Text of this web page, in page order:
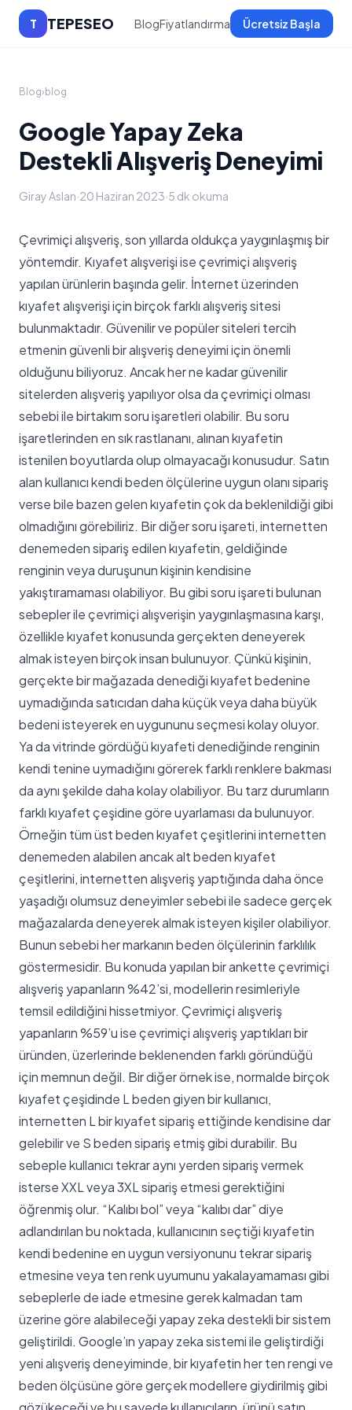
T TEPESEO BlogFiyatlandırma Ücretsiz Başla
Blog› blog
Google Yapay Zeka
Destekli Alışveriş Deneyimi
Giray Aslan·20 Haziran 2023·5 dk okuma
Çevrimiçi alışveriş, son yıllarda oldukça yaygınlaşmış bir
yöntemdir. Kıyafet alışverişi ise çevrimiçi alışveriş
yapılan ürünlerin başında gelir. İnternet üzerinden
kıyafet alışverişi için birçok farklı alışveriş sitesi
bulunmaktadır. Güvenilir ve popüler siteleri tercih
etmenin güvenli bir alışveriş deneyimi için önemli
olduğunu biliyoruz. Ancak her ne kadar güvenilir
sitelerden alışveriş yapılıyor olsa da çevrimiçi olması
sebebi ile birtakım soru işaretleri olabilir. Bu soru
işaretlerinden en sık rastlananı, alınan kıyafetin
istenilen boyutlarda olup olmayacağı konusudur. Satın
alan kullanıcı kendi beden ölçülerine uygun olanı sipariş
verse bile bazen gelen kıyafetin çok da beklenildiği gibi
olmadığını görebiliriz. Bir diğer soru işareti, internetten
denemeden sipariş edilen kıyafetin, geldiğinde
renginin veya duruşunun kişinin kendisine
yakıştıramaması olabiliyor. Bu gibi soru işareti bulunan
sebepler ile çevrimiçi alışverişin yaygınlaşmasına karşı,
özellikle kıyafet konusunda gerçekten deneyerek
almak isteyen birçok insan bulunuyor. Çünkü kişinin,
gerçekte bir mağazada denediği kıyafet bedenine
uymadığında satıcıdan daha küçük veya daha büyük
bedeni isteyerek en uygununu seçmesi kolay oluyor.
Ya da vitrinde gördüğü kıyafeti denediğinde renginin
kendi tenine uymadığını görerek farklı renklere bakması
da aynı şekilde daha kolay olabiliyor. Bu tarz durumların
farklı kıyafet çeşidine göre uyarlaması da bulunuyor.
Örneğin tüm üst beden kıyafet çeşitlerini internetten
denemeden alabilen ancak alt beden kıyafet
çeşitlerini, internetten alışveriş yaptığında daha önce
yaşadığı olumsuz deneyimler sebebi ile sadece gerçek
mağazalarda deneyerek almak isteyen kişiler olabiliyor.
Bunun sebebi her markanın beden ölçülerinin farklılık
göstermesidir. Bu konuda yapılan bir ankette çevrimiçi
alışveriş yapanların %42’si, modellerin resimleriyle
temsil edildiğini hissetmiyor. Çevrimiçi alışveriş
yapanların %59’u ise çevrimiçi alışveriş yaptıkları bir
üründen, üzerlerinde beklenenden farklı göründüğü
için memnun değil. Bir diğer örnek ise, normalde birçok
kıyafet çeşidinde L beden giyen bir kullanıcı,
internetten L bir kıyafet sipariş ettiğinde kendisine dar
gelebilir ve S beden sipariş etmiş gibi durabilir. Bu
sebeple kullanıcı tekrar aynı yerden sipariş vermek
isterse XXL veya 3XL sipariş etmesi gerektiğini
öğrenmiş olur. “Kalıbı bol” veya “kalıbı dar” diye
adlandırılan bu noktada, kullanıcının seçtiği kıyafetin
kendi bedenine en uygun versiyonunu tekrar sipariş
etmesine veya ten renk uyumunu yakalayamaması gibi
sebeplerle de iade etmesine gerek kalmadan tam
üzerine göre alabileceği yapay zeka destekli bir sistem
geliştirildi. Google’ın yapay zeka sistemi ile geliştirdiği
yeni alışveriş deneyiminde, bir kıyafetin her ten rengi ve
beden ölçüsüne göre gerçek modellere giydirilmiş gibi